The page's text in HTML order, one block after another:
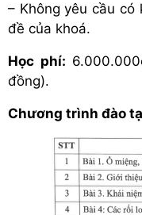
– Không yêu cầu có
đề của khoá.
Học phí:
đồng).
Chương trình đào